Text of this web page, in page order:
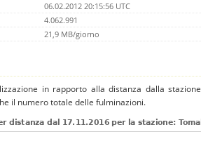
06.02.2012 20:15:56 UTC
4.062.991
21,9 MB/giorno
in rapporto alla distanza dalla stazione
il numero totale delle fulminazioni.